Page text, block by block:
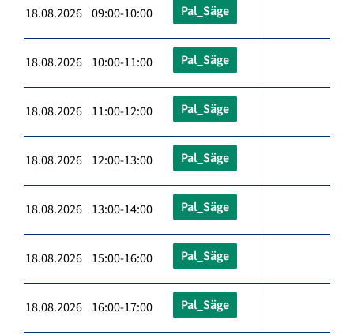
18.08.2026 09:00-10:00 Pal_Säge
18.08.2026 10:00-11:00 Pal_Säge
18.08.2026 11:00-12:00 Pal_Säge
18.08.2026 12:00-13:00 Pal_Säge
18.08.2026 13:00-14:00 Pal_Säge
18.08.2026 15:00-16:00 Pal_Säge
18.08.2026 16:00-17:00 Pal_Säge